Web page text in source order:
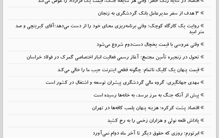
اقتصاد در سایهٔ زنگ خطر: وقتی هر شایعهٔ جنگ، قیمت یک قرارداد را عوض می‌کند
۳ هدف از سفر مدیرعامل بانک گردشگری به زنجان
روایت یک کارگاه کوچک؛ وقتی برنامه‌ریزی معنای خود را از دست می‌دهد؛آقای کبریتچی و صد
متر امید
وقتی عروسی با قیمت یخچال دست‌دوم شروع می‌شود
تحول در زنجیره تأمین مجتمع؛ آغاز رسمی فعالیت انبار اختصاصی گمرک در فولاد خراسان
قیمت پنهان یک کلیک ناتمام: چگونه قطعی اینترنت جیب ما را خالی می‌کند
مهدی جهانگیری: گروه مالی گردشگری پیشران توسعه و اشتغال در کشور است
پیش از آنکه جنگ به مرز برسد، به خانه‌ها رسیده است
اقتصاد پشت کرکره؛ هزینه پنهان پلمب کافه‌ها در تهران
پاداش قلعه نوئی و هزاران زخمی را به رخ کشید
ابرتورم؛ روزی که حقوق دیگر تا آخر ماه دوام نمی‌آورد